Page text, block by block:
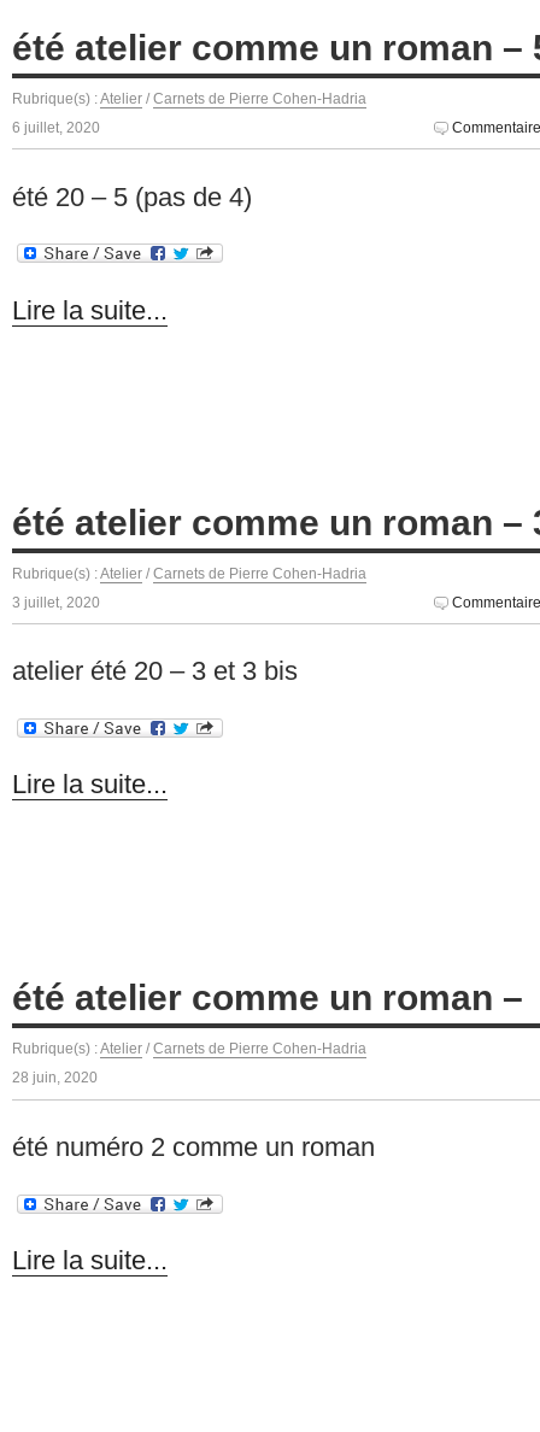
été atelier comme un roman –
Rubrique(s) :Atelier / Carnets de Pierre Cohen-Hadria
6 juillet, 2020
été 20 – 5 (pas de 4)
Lire la suite...
été atelier comme un roman –
Rubrique(s) :Atelier / Carnets de Pierre Cohen-Hadria
3 juillet, 2020
atelier été 20 – 3 et 3 bis
Lire la suite...
été atelier comme un roman –
Rubrique(s) :Atelier / Carnets de Pierre Cohen-Hadria
28 juin, 2020
été numéro 2 comme un roman
Lire la suite...